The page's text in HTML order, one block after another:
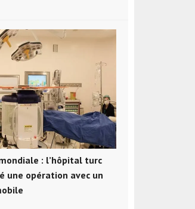
: l’hôpital turc
une opération avec un